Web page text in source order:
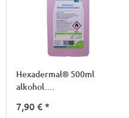
Hexadermal® 500ml
alkohol.
7,90 €*